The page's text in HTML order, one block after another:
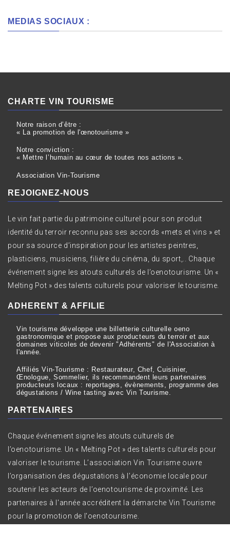
MEDIAS SOCIAUX :
CHARTE VIN TOURISME
Notre raison d’être :
« La promotion de l'œnotourisme »
Notre conviction :
« Mettre l’humain au cœur de toutes nos actions ».
Association Vin-Tourisme
REJOIGNEZ-NOUS
Le vin fait partie du patrimoine culturel pour son produit
identité du terroir reconnu pas ses accords «mets et vins » et
pour sa source d’inspiration pour les artistes peintres,
plasticiens, musiciens, filière du cinéma, du sport,.. Chaque
événement signe les atouts culturels de l’oenotourisme. Un «
Melting Pot » des talents culturels pour valoriser le tourisme.
ADHERENT & AFFILIE
Vin tourisme développe une billetterie culturelle oeno
gastronomique et propose aux producteurs du terroir et aux
domaines viticoles de devenir "Adhérents" de l'Association à
l'année.
Affiliés Vin-Tourisme : Restaurateur, Chef, Cuisinier,
Œnologue, Sommelier, ils recommandent leurs partenaires
producteurs locaux : reportages, évènements, programme des
dégustations / Wine tasting avec Vin Tourisme.
PARTENAIRES
Chaque événement signe les atouts culturels de
l’oenotourisme. Un « Melting Pot » des talents culturels pour
valoriser le tourisme. L’association Vin Tourisme ouvre
l’organisation des dégustations à l’économie locale pour
soutenir les acteurs de l’oenotourisme de proximité. Les
partenaires à l'année accréditent la démarche Vin Tourisme
pour la promotion de l'oenotourisme.